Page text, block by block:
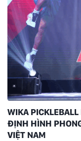
WIKA
ĐỊNH HÌNH
VIỆT NAM